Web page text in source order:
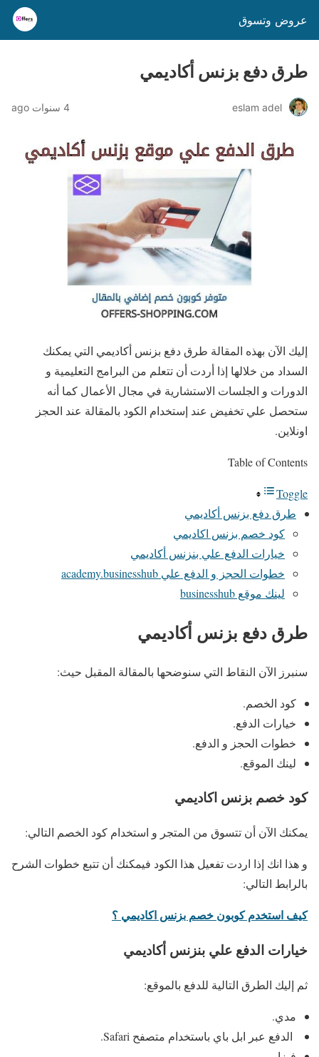
عروض وتسوق
طرق دفع بزنس أكاديمي
eslam adel 4 سنوات ago
إليك الآن بهذه المقالة طرق دفع بزنس أكاديمي التي يمكنك
السداد من خلالها إذا أردت أن تتعلم من البرامج التعليمية و
الدورات و الجلسات الاستشارية في مجال الأعمال كما أنه
ستحصل علي تخفيض عند إستخدام الكود بالمقالة عند الحجز
اونلاين.
Table of Contents
Toggle
طرق دفع بزنس أكاديمي
كود خصم بزنس اكاديمي
خيارات الدفع علي بنزنس أكاديمي
خطوات الحجز و الدفع علي academy.businesshub
لينك موقع businesshub
طرق دفع بزنس أكاديمي
سنبرز الآن النقاط التي سنوضحها بالمقالة المقبل حيث:
كود الخصم.
خيارات الدفع.
خطوات الحجز و الدفع.
لينك الموقع.
كود خصم بزنس اكاديمي
يمكنك الآن أن تتسوق من المتجر و استخدام كود الخصم التالي:
و هذا انك إذا اردت تفعيل هذا الكود فيمكنك أن تتبع خطوات الشرح
بالرابط التالي:
كيف استخدم كوبون خصم بزنس اكاديمي ؟
خيارات الدفع علي بنزنس أكاديمي
ثم إليك الطرق التالية للدفع بالموقع:
مدي.
الدفع عبر ابل باي باستخدام متصفح Safari.